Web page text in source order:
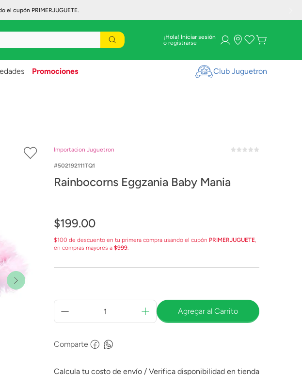
el cupón PRIMERJUGUETE.
¡Hola! Iniciar sesión
Promociones Club Juguetron
Importacion Juguetron
502192111TQ1
Rainbocorns Eggzania Baby Mania
$199.00
$100 de descuento en tu primera compra usando el cupón PRIMERJUGUETE,
en compras mayores a $999.
Agregar al Carrito
Comparte